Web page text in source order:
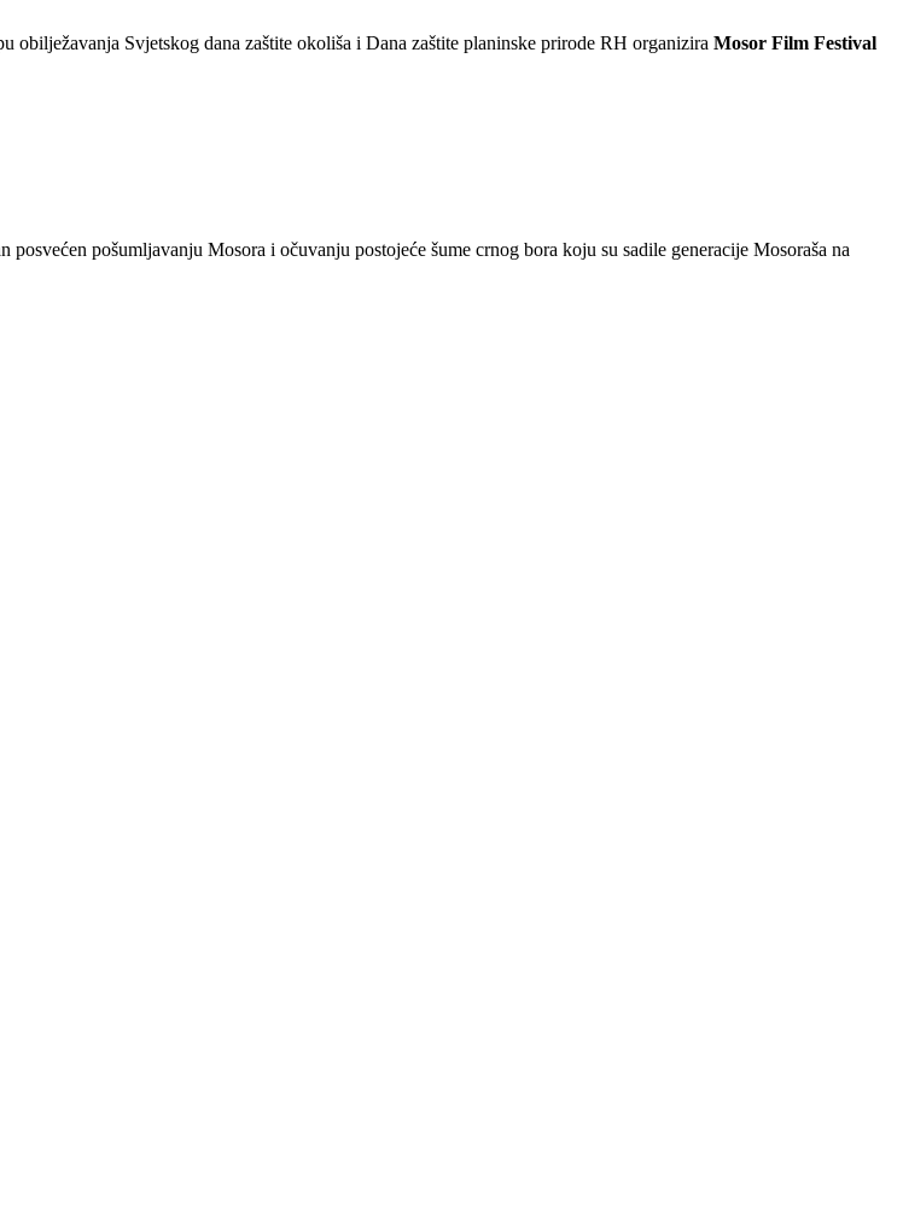
Svjetskog dana zaštite okoliša i Dana zaštite planinske prirode RH organizira Mosor Film Festival
pošumljavanju Mosora i očuvanju postojeće šume crnog bora koju su sadile generacije Mosoraša na